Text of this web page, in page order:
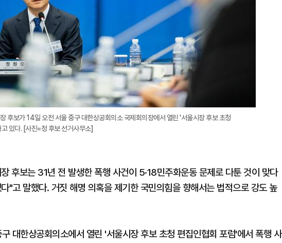
후보가 14일 오전 서울 중구 대한상공회의소 국제회의장에서 열린 '서울시장 후보 초청
있다. [사진=정 후보 선거사무소]
후보는 31년 전 발생한 폭행 사건이 5·18민주화운동 문제로 다툰 것이 맞다
"고 말했다. 거짓 해명 의혹을 제기한 국민의힘을 향해서는 법적으로 강도 높
대한상공회의소에서 열린 '서울시장 후보 초청 편집인협회 포럼'에서 폭행 사